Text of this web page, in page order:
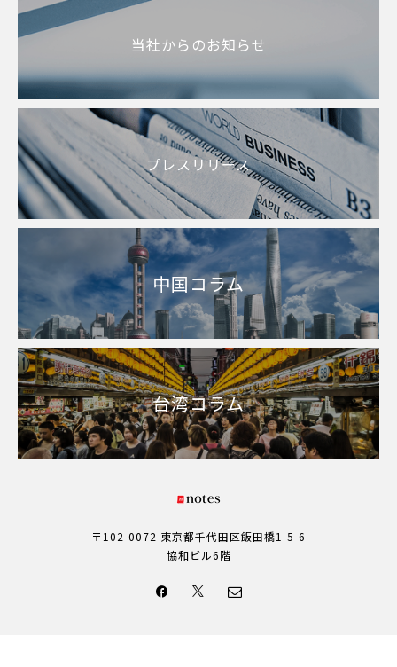
当社からのお知らせ
プレスリリース
中国コラム
台湾コラム
〒102-0072 東京都千代田区飯田橋1-5-6
協和ビル6階